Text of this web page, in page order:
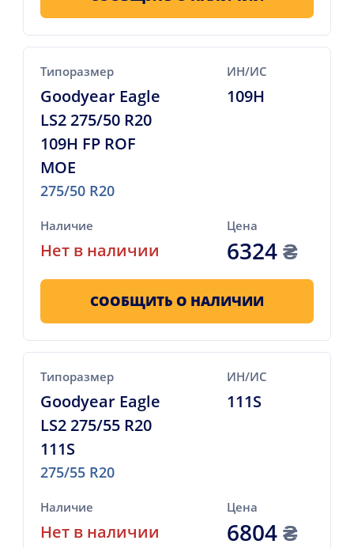
Типоразмер
Goodyear Eagle
LS2 275/50 R20
109H FP ROF
MOE
275/50 R20
ИН/ИС
109H
Наличие
Нет в наличии
Цена
6324₴
СООБЩИТЬ О НАЛИЧИИ
Типоразмер
Goodyear Eagle
LS2 275/55 R20
111S
275/55 R20
ИН/ИС
111S
Наличие
Нет в наличии
Цена
6804₴